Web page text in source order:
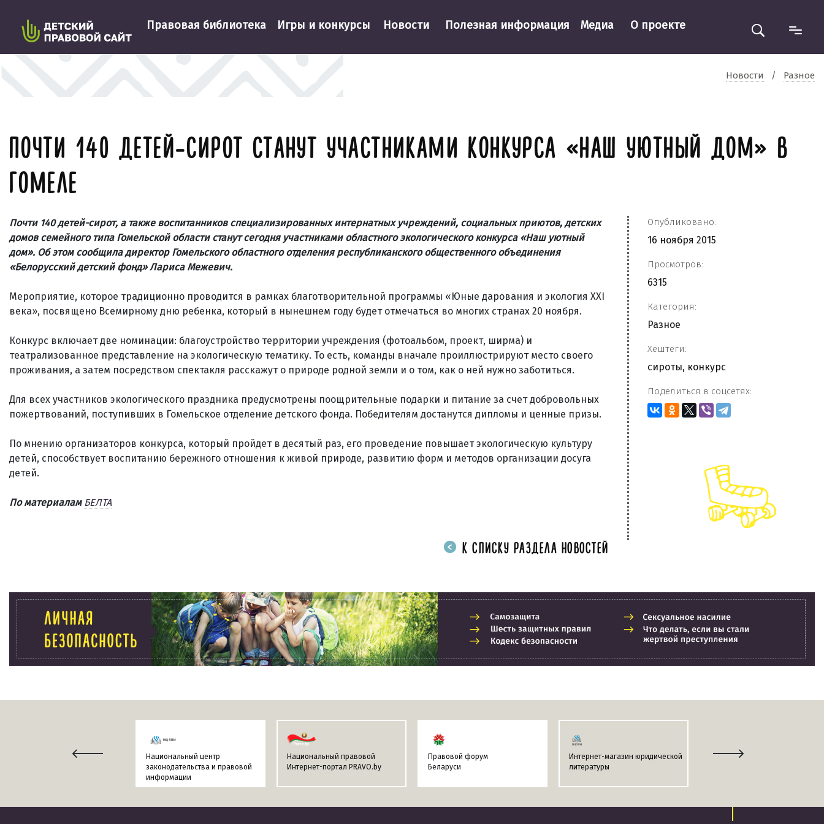
Правовая библиотека Игры и конкурсы Новости Полезная информация Медиа О проекте
Новости / Разное
ПОЧТИ 140 ДЕТЕЙ-СИРОТ СТАНУТ УЧАСТНИКАМИ КОНКУРСА «НАШ УЮТНЫЙ ДОМ» В
ГОМЕЛЕ
Почти 140 детей-сирот, а также воспитанников специализированных интернатных учреждений, социальных приютов, детских
домов семейного типа Гомельской области станут сегодня участниками областного экологического конкурса «Наш уютный
дом». Об этом сообщила директор Гомельского областного отделения республиканского общественного объединения
«Белорусский детский фонд» Лариса Межевич.
Мероприятие, которое традиционно проводится в рамках благотворительной программы «Юные дарования и экология XXI
века», посвящено Всемирному дню ребенка, который в нынешнем году будет отмечаться во многих странах 20 ноября.
Конкурс включает две номинации: благоустройство территории учреждения (фотоальбом, проект, ширма) и
театрализованное представление на экологическую тематику. То есть, команды вначале проиллюстрируют место своего
проживания, а затем посредством спектакля расскажут о природе родной земли и о том, как о ней нужно заботиться.
Для всех участников экологического праздника предусмотрены поощрительные подарки и питание за счет добровольных
пожертвований, поступивших в Гомельское отделение детского фонда. Победителям достанутся дипломы и ценные призы.
По мнению организаторов конкурса, который пройдет в десятый раз, его проведение повышает экологическую культуру
детей, способствует воспитанию бережного отношения к живой природе, развитию форм и методов организации досуга
детей.
По материалам БЕЛТА
Опубликовано:
16 ноября 2015
Просмотров:
6315
Категория:
Разное
Хештеги:
сироты, конкурс
Поделиться в соцсетях:
К СПИСКУ РАЗДЕЛА НОВОСТЕЙ
Национальный центр
законодательства и правовой
информации
Национальный правовой
Интернет-портал PRAVO.by
Правовой форум
Беларуси
Интернет-магазин юридической
литературы
Информационно-поисковая